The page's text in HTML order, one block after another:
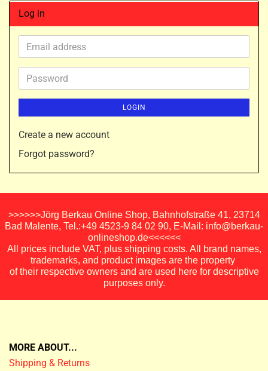
Log in
Email
address
Password
LOGIN
Create a new account
Forgot password?
>>>>>>Jörg Berkau Online Shop, Bahnhofstraße 41, 23714
Bad Malente, Tel.:+49 4523-9 84 02 90, E-Mail: info@berkau-
onlineshop.de<<<<<<
All prices include VAT, plus shipping costs. All brand names,
trademarks, and product images are the property
of their respective owners and are used here for descriptive
purposes only.
MORE ABOUT...
Shipping & Returns